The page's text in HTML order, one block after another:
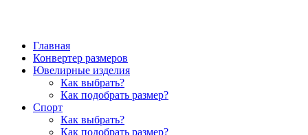
Главная
Конвертер размеров
Ювелирные изделия
Как выбрать?
Как подобрать размер?
Спорт
Как выбрать?
Как подобрать размер?